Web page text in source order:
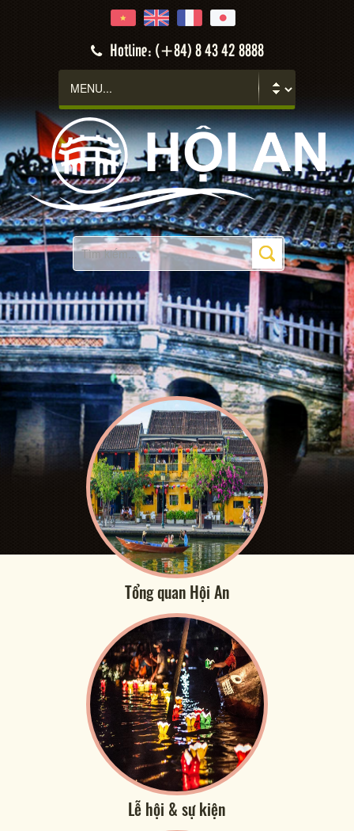
Hotline: (+84) 8 43 42 8888
Tổng quan Hội An
Lễ hội & sự kiện